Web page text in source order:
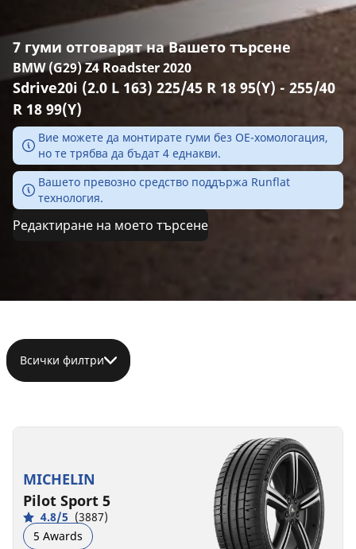
7 гуми отговарят на Вашето търсене
BMW (G29) Z4 Roadster 2020
Sdrive20i (2.0 L 163) 225/45 R 18 95(Y) - 255/40
R 18 99(Y)
Вие можете да монтирате гуми без ОЕ-хомологация,
но те трябва да бъдат 4 еднакви.
Вашето превозно средство поддържа Runflat
технология.
Редактиране на моето търсене
Всички филтри
MICHELIN
Pilot Sport 5
4.8/5 (3887)
5 Awards